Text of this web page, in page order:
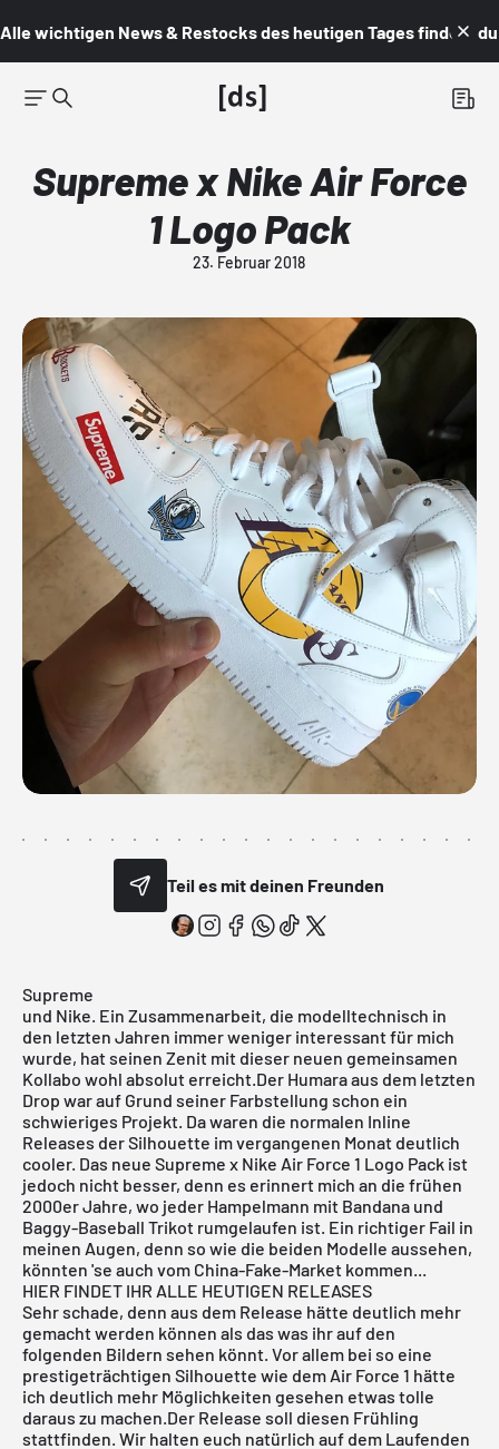
Alle wichtigen News & Restocks des heutigen Tages findest du
Supreme x Nike Air Force
1 Logo Pack
23. Februar 2018
Teil es mit deinen Freunden
Supreme
und Nike. Ein Zusammenarbeit, die modelltechnisch in
den letzten Jahren immer weniger interessant für mich
wurde, hat seinen Zenit mit dieser neuen gemeinsamen
Kollabo wohl absolut erreicht.Der Humara aus dem letzten
Drop war auf Grund seiner Farbstellung schon ein
schwieriges Projekt. Da waren die normalen Inline
Releases der Silhouette im vergangenen Monat deutlich
cooler. Das neue Supreme x Nike Air Force 1 Logo Pack ist
jedoch nicht besser, denn es erinnert mich an die frühen
2000er Jahre, wo jeder Hampelmann mit Bandana und
Baggy-Baseball Trikot rumgelaufen ist. Ein richtiger Fail in
meinen Augen, denn so wie die beiden Modelle aussehen,
könnten 'se auch vom China-Fake-Market kommen...
HIER FINDET IHR ALLE HEUTIGEN RELEASES
Sehr schade, denn aus dem Release hätte deutlich mehr
gemacht werden können als das was ihr auf den
folgenden Bildern sehen könnt. Vor allem bei so eine
prestigeträchtigen Silhouette wie dem Air Force 1 hätte
ich deutlich mehr Möglichkeiten gesehen etwas tolle
daraus zu machen.Der Release soll diesen Frühling
stattfinden. Wir halten euch natürlich auf dem Laufenden